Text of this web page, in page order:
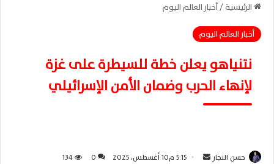
الرئيسية/أخبار العالم اليوم
أخبار العالم اليوم
نتنياهو يعلن خطة للسيطرة على غزة
لإنهاء الحرب وضمان الأمن الإسرائيلي
حسن النجار 5:15 م10 أغسطس، 2025 0
134